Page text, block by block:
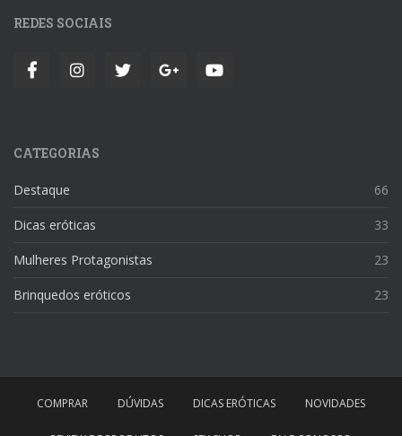
REDES SOCIAIS
CATEGORIAS
Destaque 66
Dicas eróticas 33
Mulheres Protagonistas 23
Brinquedos eróticos 23
COMPRAR DÚVIDAS DICAS ERÓTICAS NOVIDADES